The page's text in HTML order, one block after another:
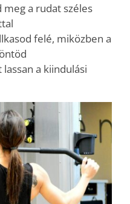
meg a rudat széles
felé, miközben a
lassan a kiindulási